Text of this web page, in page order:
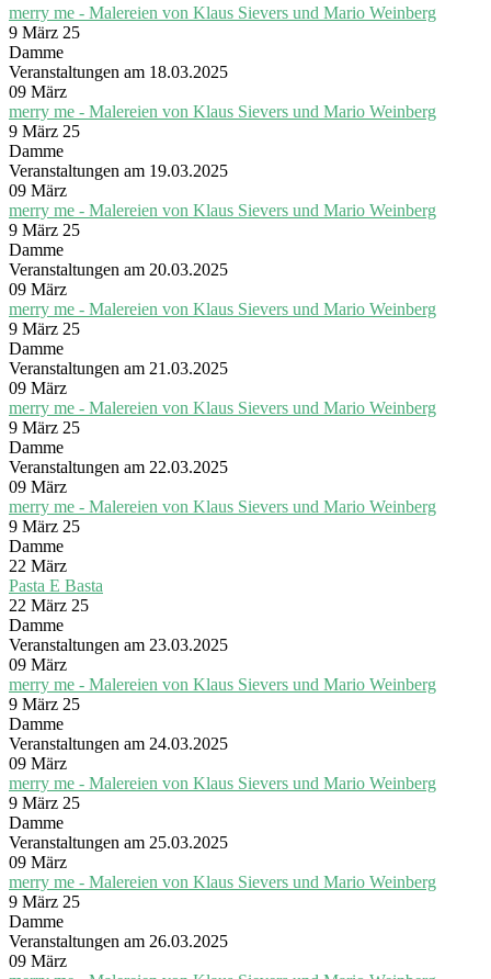
merry me - Malereien von Klaus Sievers und Mario Weinberg
9 März 25
Damme
Veranstaltungen am 18.03.2025
09 März
merry me - Malereien von Klaus Sievers und Mario Weinberg
9 März 25
Damme
Veranstaltungen am 19.03.2025
09 März
merry me - Malereien von Klaus Sievers und Mario Weinberg
9 März 25
Damme
Veranstaltungen am 20.03.2025
09 März
merry me - Malereien von Klaus Sievers und Mario Weinberg
9 März 25
Damme
Veranstaltungen am 21.03.2025
09 März
merry me - Malereien von Klaus Sievers und Mario Weinberg
9 März 25
Damme
Veranstaltungen am 22.03.2025
09 März
merry me - Malereien von Klaus Sievers und Mario Weinberg
9 März 25
Damme
22 März
Pasta E Basta
22 März 25
Damme
Veranstaltungen am 23.03.2025
09 März
merry me - Malereien von Klaus Sievers und Mario Weinberg
9 März 25
Damme
Veranstaltungen am 24.03.2025
09 März
merry me - Malereien von Klaus Sievers und Mario Weinberg
9 März 25
Damme
Veranstaltungen am 25.03.2025
09 März
merry me - Malereien von Klaus Sievers und Mario Weinberg
9 März 25
Damme
Veranstaltungen am 26.03.2025
09 März